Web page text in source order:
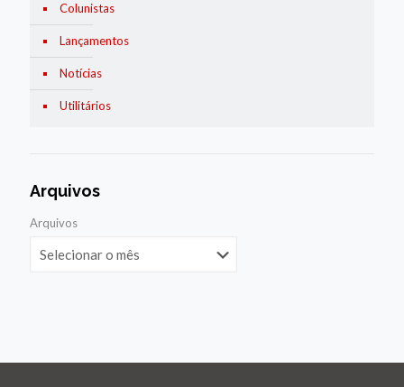
Colunistas
Lançamentos
Notícias
Utilitários
Arquivos
Arquivos